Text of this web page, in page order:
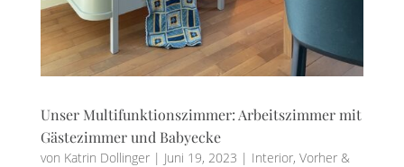
Unser Multifunktionszimmer: Arbeitszimmer mit
Gästezimmer und Babyecke
von Katrin Dollinger| Juni 19, 2023 | Interior, Vorher &